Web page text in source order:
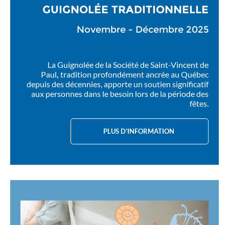
GUIGNOLÉE TRADITIONNELLE
Novembre - Décembre 2025
La Guignolée de la Société de Saint-Vincent de
Paul, tradition profondément ancrée au Québec
depuis des décennies, apporte un soutien significatif
aux personnes dans le besoin lors de la période des
fêtes.
PLUS D'INFORMATION